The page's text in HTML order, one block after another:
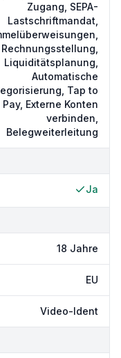
Zugang, SEPA-
Lastschriftmandat,
Rechnungsstellung,
Liquiditätsplanung,
Automatische
Tap to
Pay, Externe Konten
verbinden,
Belegweiterleitung
Ja
18 Jahre
EU
Video-Ident